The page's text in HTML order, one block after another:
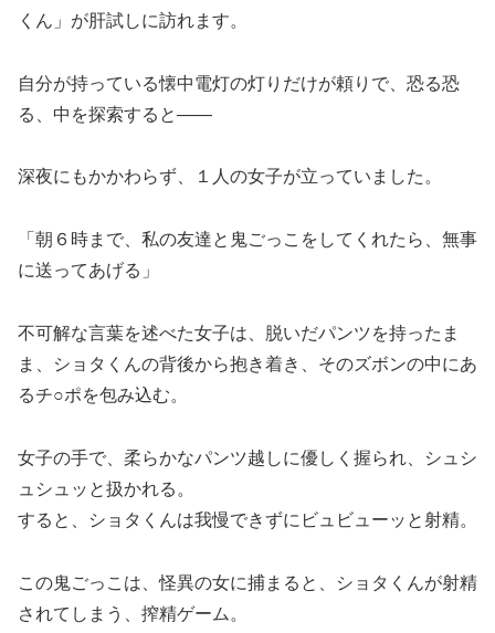
くん」が肝試しに訪れます。
自分が持っている懐中電灯の灯りだけが頼りで、恐る恐
る、中を探索すると――
深夜にもかかわらず、１人の女子が立っていました。
「朝６時まで、私の友達と鬼ごっこをしてくれたら、無事
に送ってあげる」
不可解な言葉を述べた女子は、脱いだパンツを持ったま
ま、ショタくんの背後から抱き着き、そのズボンの中にあ
るチ○ポを包み込む。
女子の手で、柔らかなパンツ越しに優しく握られ、シュシ
ュシュッと扱かれる。
すると、ショタくんは我慢できずにビュビューッと射精。
この鬼ごっこは、怪異の女に捕まると、ショタくんが射精
されてしまう、搾精ゲーム。